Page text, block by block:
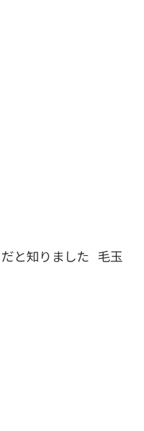
と知りました 毛玉